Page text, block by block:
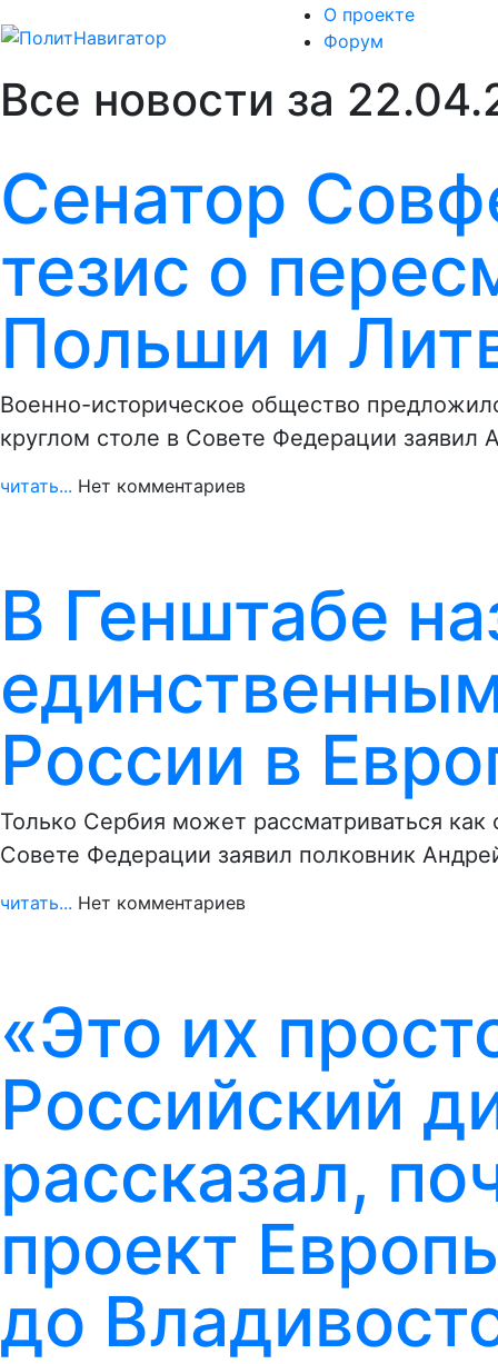
О проекте
Форум
Все новости за
Сенатор
тезис о
Польши и
Военно-историческое общество
круглом столе в Совете Федерации заявил
читать... Нет комментариев
В Генштабе
России в
Только Сербия может рассматриваться
Совете Федерации заявил полковник
читать... Нет комментариев
«Это их
Российский
рассказал,
проект
до